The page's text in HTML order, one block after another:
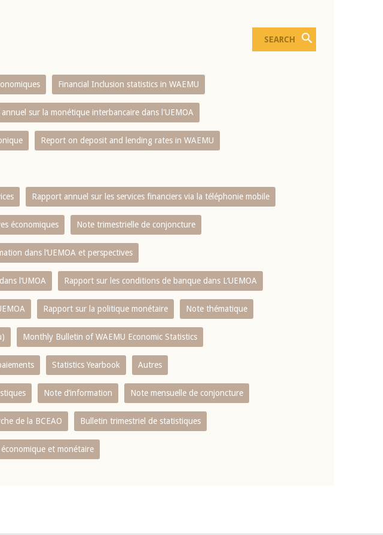
Financial Inclusion statistics in WAEMU
sur la monétique interbancaire dans l'UEMOA
Report on deposit and lending rates in WAEMU
Rapport annuel sur les services financiers via la téléphonie mobile
économiques Note trimestrielle de conjoncture
dans l‘UEMOA et perspectives
l‘UMOA Rapport sur les conditions de banque dans L‘UEMOA
Rapport sur la politique monétaire Note thématique
Monthly Bulletin of WAEMU Economic Statistics
Statistics Yearbook Autres
Note d’information Note mensuelle de conjoncture
de la BCEAO Bulletin trimestriel de statistiques
économique et monétaire